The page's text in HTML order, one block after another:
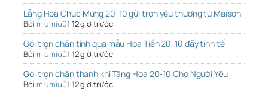
Lẵng Hoa Chúc Mừng 20-10 gửi trọn yêu thương từ Maison
Bởi miumiu01 12 giờ trước
Gói trọn chân tình qua mẫu Hoa Tiền 20-10 đầy tinh tế
Bởi miumiu01 12 giờ trước
Gói trọn chân thành khi Tặng Hoa 20-10 Cho Người Yêu
Bởi miumiu01 12 giờ trước